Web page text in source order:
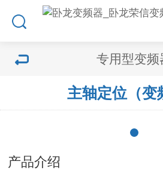
专用型变频
主轴定位（变
产品介绍